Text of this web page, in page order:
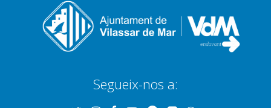
Segueix-nos a: